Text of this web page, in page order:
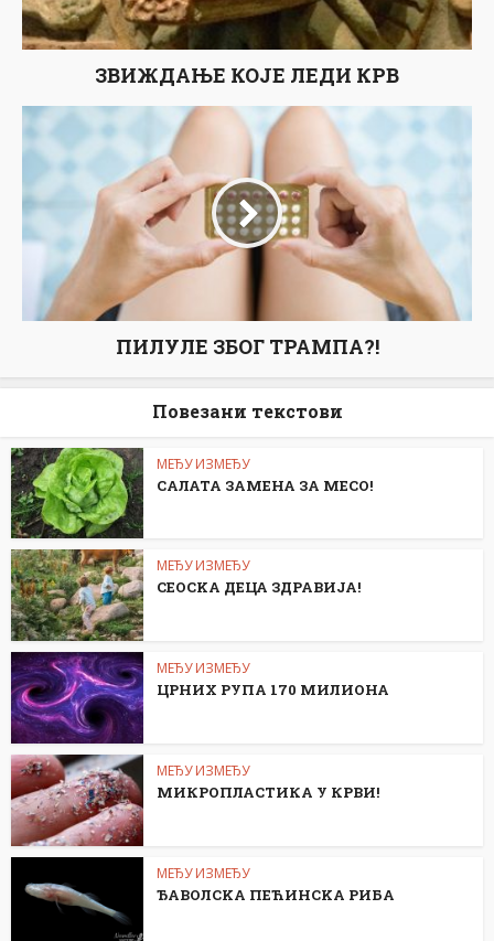
ЗВИЖДАЊЕ КОЈЕ ЛЕДИ КРВ
ПИЛУЛЕ ЗБОГ ТРАМПА?!
Повезани текстови
МЕЂУ ИЗМЕЂУ
САЛАТА ЗАМЕНА ЗА МЕСО!
МЕЂУ ИЗМЕЂУ
СЕОСKА ДЕЦА ЗДРАВИЈА!
МЕЂУ ИЗМЕЂУ
ЦРНИХ РУПА 170 МИЛИОНА
МЕЂУ ИЗМЕЂУ
МИКРОПЛАСТИКА У КРВИ!
МЕЂУ ИЗМЕЂУ
ЂАВОЛСKА ПЕЋИНСKА РИБА